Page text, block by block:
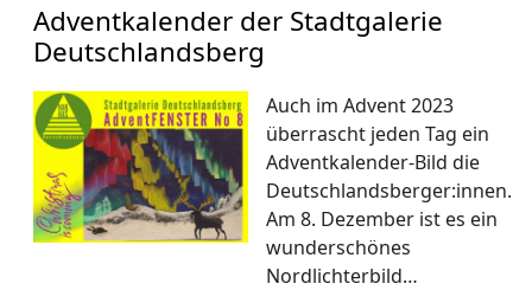
Adventkalender der Stadtgalerie
Deutschlandsberg
Auch im Advent 2023
überrascht jeden Tag ein
Adventkalender-Bild die
Deutschlandsberger:innen.
Am 8. Dezember ist es ein
wunderschönes
Nordlichterbild…